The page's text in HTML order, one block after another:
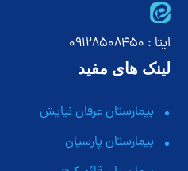
ایتا : 09128508450
لینک های مفید
بیمارستان عرفان نیایش
بیمارستان پارسیان